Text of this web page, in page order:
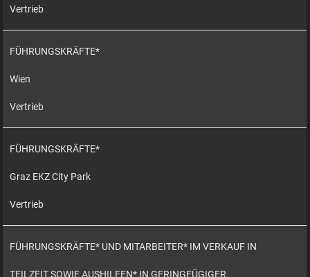
Vertrieb
FÜHRUNGSKRÄFTE*
Wien
Vertrieb
FÜHRUNGSKRÄFTE*
Graz EKZ City Park
Vertrieb
FÜHRUNGSKRÄFTE* UND MITARBEITER* IM VERKAUF IN
TEILZEIT SOWIE AUSHILFEN* IN GERINGFÜGIGER